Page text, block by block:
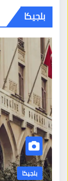
بلجيكا
بلجيكا